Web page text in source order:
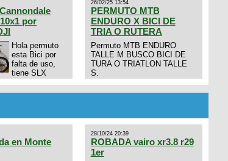
por
Hola permuto
esta Bici por
falta de uso,
tiene SLX
tope de gama
la marca Dji, les
saludos
26/02/25 13:54
PERMUTO MTB
ENDURO X BICI DE
TRIA O RUTERA
Permuto MTB ENDURO
TALLE M BUSCO BICI DE
TURA O TRIATLON TALLE
S.
en Monte
28/10/24 20:39
ROBADA vairo xr3.8 r29
1er